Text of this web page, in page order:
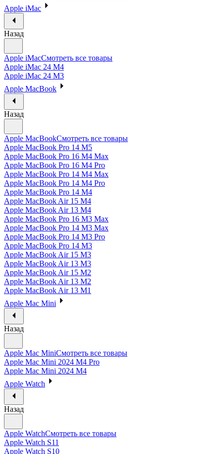
Apple iMac
Назад
Apple iMacСмотреть все товары
Apple iMac 24 M4
Apple iMac 24 M3
Apple MacBook
Назад
Apple MacBookСмотреть все товары
Apple MacBook Pro 14 M5
Apple MacBook Pro 16 M4 Max
Apple MacBook Pro 16 M4 Pro
Apple MacBook Pro 14 M4 Max
Apple MacBook Pro 14 M4 Pro
Apple MacBook Pro 14 M4
Apple MacBook Air 15 M4
Apple MacBook Air 13 M4
Apple MacBook Pro 16 M3 Max
Apple MacBook Pro 14 M3 Max
Apple MacBook Pro 14 M3 Pro
Apple MacBook Pro 14 M3
Apple MacBook Air 15 M3
Apple MacBook Air 13 M3
Apple MacBook Air 15 M2
Apple MacBook Air 13 M2
Apple MacBook Air 13 M1
Apple Mac Mini
Назад
Apple Mac MiniСмотреть все товары
Apple Mac Mini 2024 M4 Pro
Apple Mac Mini 2024 M4
Apple Watch
Назад
Apple WatchСмотреть все товары
Apple Watch S11
Apple Watch S10